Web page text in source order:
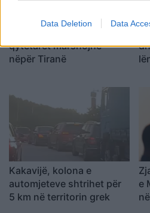
Data Deletion Data
qytetarët marshojnë
nëpër Tiranë
Kakavijë, kolona e
automjeteve shtrihet për
5 km në territorin grek
e